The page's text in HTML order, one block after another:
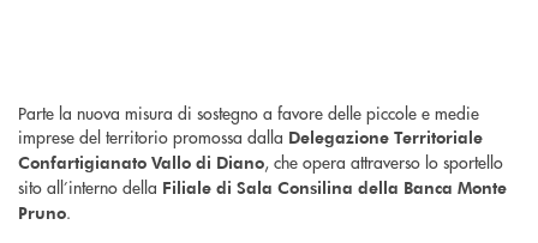
Parte la nuova misura di sostegno a favore delle piccole e medie
imprese del territorio promossa dalla Delegazione Territoriale
Confartigianato Vallo di Diano, che opera attraverso lo sportello
sito all’interno della Filiale di Sala Consilina della Banca Monte
Pruno.